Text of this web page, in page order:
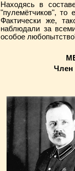
Находясь в
"пулемётчиков", то
Фактически же,
наблюдали за
особое
Член